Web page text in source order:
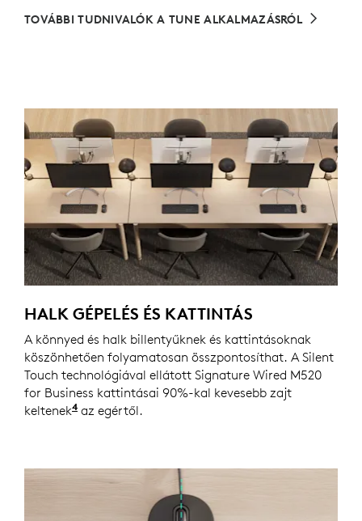
TOVÁBBI TUDNIVALÓK A TUNE ALKALMAZÁSRÓL
HALK GÉPELÉS ÉS KATTINTÁS
A könnyed és halk billentyűknek és kattintásoknak
köszönhetően folyamatosan összpontosíthat. A Silent
Touch technológiával ellátott Signature Wired M520
for Business kattintásai 90%-kal kevesebb zajt
keltenek4A kattintás zaja több mint 90%-kal
az egértől.